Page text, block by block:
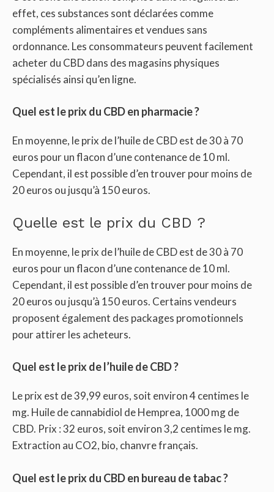
effet, ces substances sont déclarées comme
compléments alimentaires et vendues sans
ordonnance. Les consommateurs peuvent facilement
acheter du CBD dans des magasins physiques
spécialisés ainsi qu’en ligne.
Quel est le prix du CBD en pharmacie ?
En moyenne, le prix de l’huile de CBD est de 30 à 70
euros pour un flacon d’une contenance de 10 ml.
Cependant, il est possible d’en trouver pour moins de
20 euros ou jusqu’à 150 euros.
Quelle est le prix du CBD ?
En moyenne, le prix de l’huile de CBD est de 30 à 70
euros pour un flacon d’une contenance de 10 ml.
Cependant, il est possible d’en trouver pour moins de
20 euros ou jusqu’à 150 euros. Certains vendeurs
proposent également des packages promotionnels
pour attirer les acheteurs.
Quel est le prix de l’huile de CBD ?
Le prix est de 39,99 euros, soit environ 4 centimes le
mg. Huile de cannabidiol de Hemprea, 1000 mg de
CBD. Prix ​​: 32 euros, soit environ 3,2 centimes le mg.
Extraction au CO2, bio, chanvre français.
Quel est le prix du CBD en bureau de tabac ?